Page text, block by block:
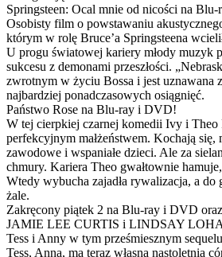
Springsteen: Ocal mnie od nicości na
Osobisty film o powstawaniu
którym w rolę Bruce’a Springsteena
U progu światowej kariery młody muzyk
sukcesu z demonami przeszłości.
zwrotnym w życiu Bossa i jest uznawana
najbardziej ponadczasowych osiągnięć.
Państwo Rose na Blu-ray i DVD!
W tej cierpkiej czarnej komedii Ivy i Theo
perfekcyjnym małżeństwem. Kochają się,
zawodowe i wspaniałe dzieci. Ale za
chmury. Kariera Theo gwałtownie
Wtedy wybucha zajadła rywalizacja, a do
żale.
Zakręcony piątek 2 na Blu-ray i DVD
JAMIE LEE CURTIS i LINDSAY
Tess i Anny w tym prześmiesznym
Tess, Anna, ma teraz własną nastoletnią